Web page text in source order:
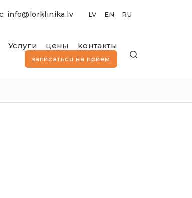
info@lorklinika.lv
Услуги цены kонтакты
записаться на прием